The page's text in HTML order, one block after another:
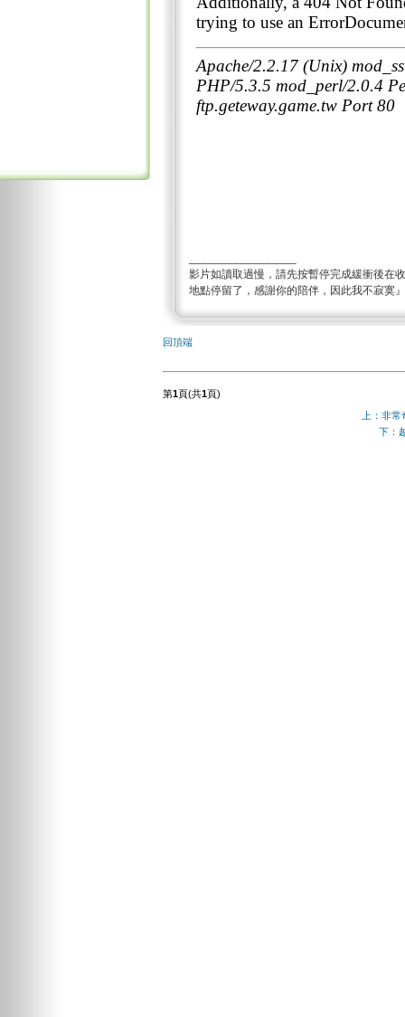
影片如讀取過慢，請先按暫停完成緩衝後在
地點停留了，感謝你的陪伴，因此我不寂寞』
回頂端
第1頁(共1頁)
上：非
下：